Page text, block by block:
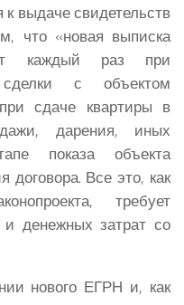
выдаче свидетельств
что «новая выписка
каждый раз при
с объектом
сдаче квартиры в
дарения, иных
показа объекта
Все это, как
требует
денежных затрат со
нового ЕГРН и, как